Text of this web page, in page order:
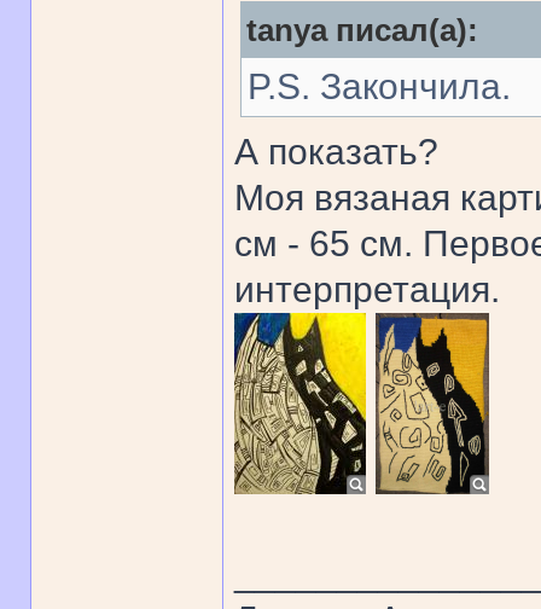
tanya писал(а):
P.S. Закончила.
А показать?
Моя вязаная
см - 65 см.
интерпретация.